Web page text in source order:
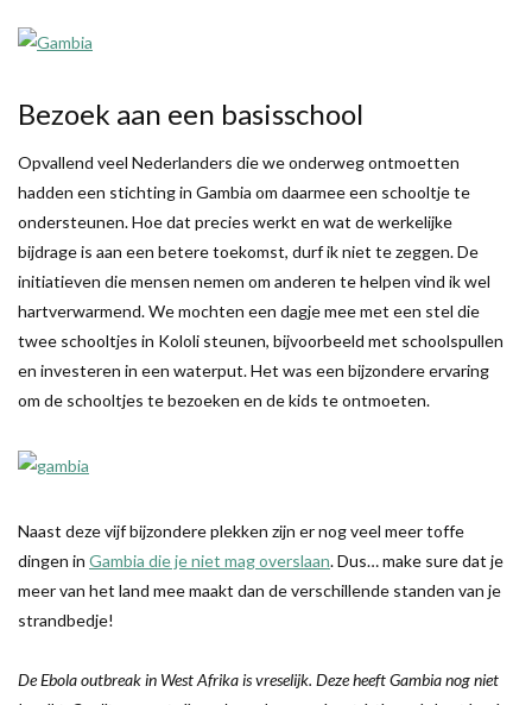
Bezoek aan een basisschool
Opvallend veel Nederlanders die we onderweg ontmoetten
hadden een stichting in Gambia om daarmee een schooltje te
ondersteunen. Hoe dat precies werkt en wat de werkelijke
bijdrage is aan een betere toekomst, durf ik niet te zeggen. De
initiatieven die mensen nemen om anderen te helpen vind ik wel
hartverwarmend. We mochten een dagje mee met een stel die
twee schooltjes in Kololi steunen, bijvoorbeeld met schoolspullen
en investeren in een waterput. Het was een bijzondere ervaring
om de schooltjes te bezoeken en de kids te ontmoeten.
Naast deze vijf bijzondere plekken zijn er nog veel meer toffe
dingen in Gambia die je niet mag overslaan. Dus… make sure dat je
meer van het land mee maakt dan de verschillende standen van je
strandbedje!
De Ebola outbreak in West Afrika is vreselijk. Deze heeft Gambia nog niet